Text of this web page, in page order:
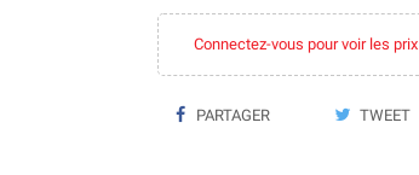
Connectez-vous pour voir les prix
PARTAGER TWEET